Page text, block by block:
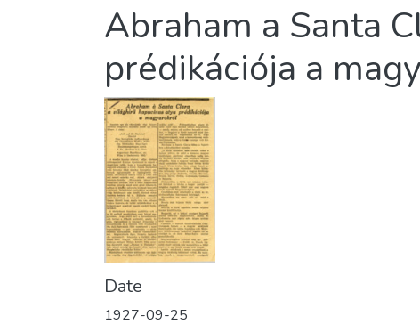
Abraham a Santa
prédikációja a
Date
1927-09-25